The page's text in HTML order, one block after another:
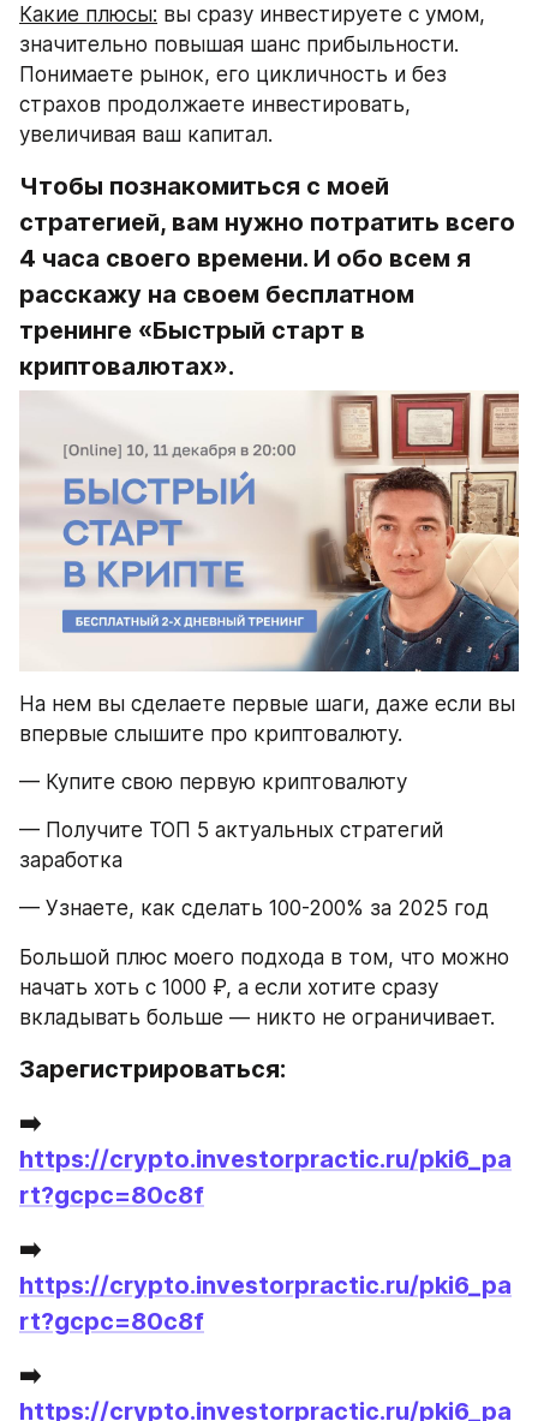
Какие плюсы: вы сразу инвестируете с умом,
значительно повышая шанс прибыльности.
Понимаете рынок, его цикличность и без
страхов продолжаете инвестировать,
увеличивая ваш капитал.
Чтобы познакомиться с моей
стратегией, вам нужно потратить всего
4 часа своего времени. И обо всем я
расскажу на своем бесплатном
тренинге «Быстрый старт в
криптовалютах».
На нем вы сделаете первые шаги, даже если вы
впервые слышите про криптовалюту.
— Купите свою первую криптовалюту
— Получите ТОП 5 актуальных стратегий
заработка
— Узнаете, как сделать 100-200% за 2025 год
Большой плюс моего подхода в том, что можно
начать хоть с 1000 ₽, а если хотите сразу
вкладывать больше — никто не ограничивает.
Зарегистрироваться:
https://crypto.investorpractic.ru/pki6_pa
rt?gcpc=80c8f
https://crypto.investorpractic.ru/pki6_pa
rt?gcpc=80c8f
https://crypto.investorpractic.ru/pki6_pa